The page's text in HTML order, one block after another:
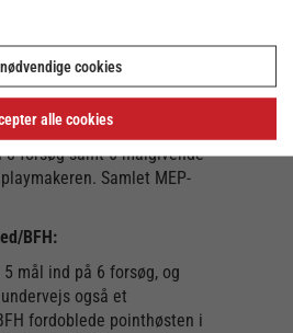
stregspilleren også
i anden spillerunde, da det
forsøg samt 6 målgivende
Samlet MEP-
BFH:
mål ind på 6 forsøg, og
også et
fordoblede pointhøsten i
cookies
alle cookies